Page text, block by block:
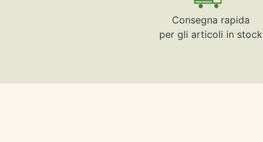
Consegna rapida
per gli articoli in stock